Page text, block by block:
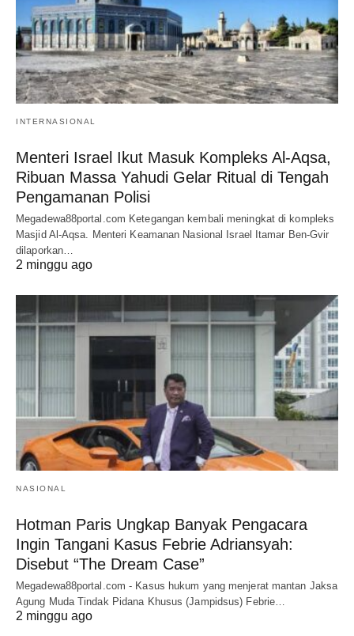
INTERNASIONAL
Menteri Israel Ikut Masuk Kompleks Al-Aqsa,
Ribuan Massa Yahudi Gelar Ritual di Tengah
Pengamanan Polisi
Megadewa88portal.com Ketegangan kembali meningkat di kompleks
Masjid Al-Aqsa. Menteri Keamanan Nasional Israel Itamar Ben-Gvir
dilaporkan…
2 minggu ago
NASIONAL
Hotman Paris Ungkap Banyak Pengacara
Ingin Tangani Kasus Febrie Adriansyah:
Disebut “The Dream Case”
Megadewa88portal.com - Kasus hukum yang menjerat mantan Jaksa
Agung Muda Tindak Pidana Khusus (Jampidsus) Febrie…
2 minggu ago